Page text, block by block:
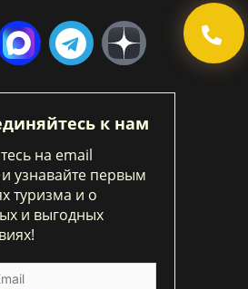
к нам
на email
узнавайте первым
туризма и о
и выгодных